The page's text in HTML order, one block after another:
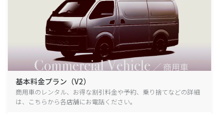
基本料金プラン（V2）
商用車のレンタル、お得な割引料金や予約、乗り捨てなどの詳細
は、こちらから各店舗にお電話ください。